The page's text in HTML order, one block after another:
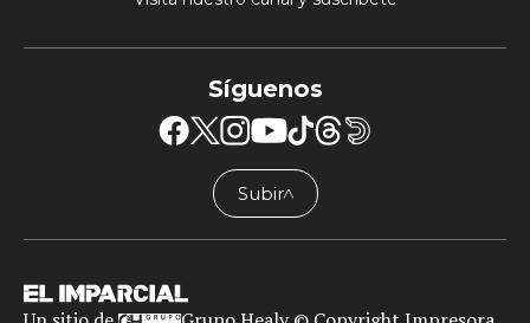
Síguenos
Subir╱╲